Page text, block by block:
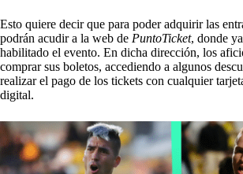
Esto quiere decir que para poder adquirir las
podrán acudir a la web de PuntoTicket, donde
habilitado el evento. En dicha dirección, los
comprar sus boletos, accediendo a algunos
realizar el pago de los tickets con cualquier
digital.